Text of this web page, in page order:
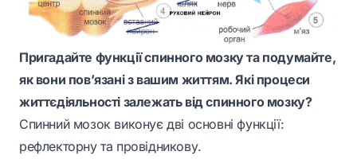
Пригадайте функції спинного мозку та подумайте,
як вони пов’язані з вашим життям. Які процеси
життєдіяльності залежать від спинного мозку?
Спинний мозок виконує дві основні функції:
рефлекторну та провідникову.